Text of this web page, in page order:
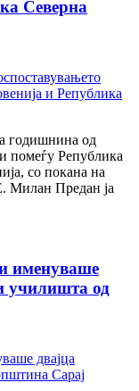
Северна
годишнина од
помеѓу Република
со покана на
Милан Предан ја
именуваше
училишта од